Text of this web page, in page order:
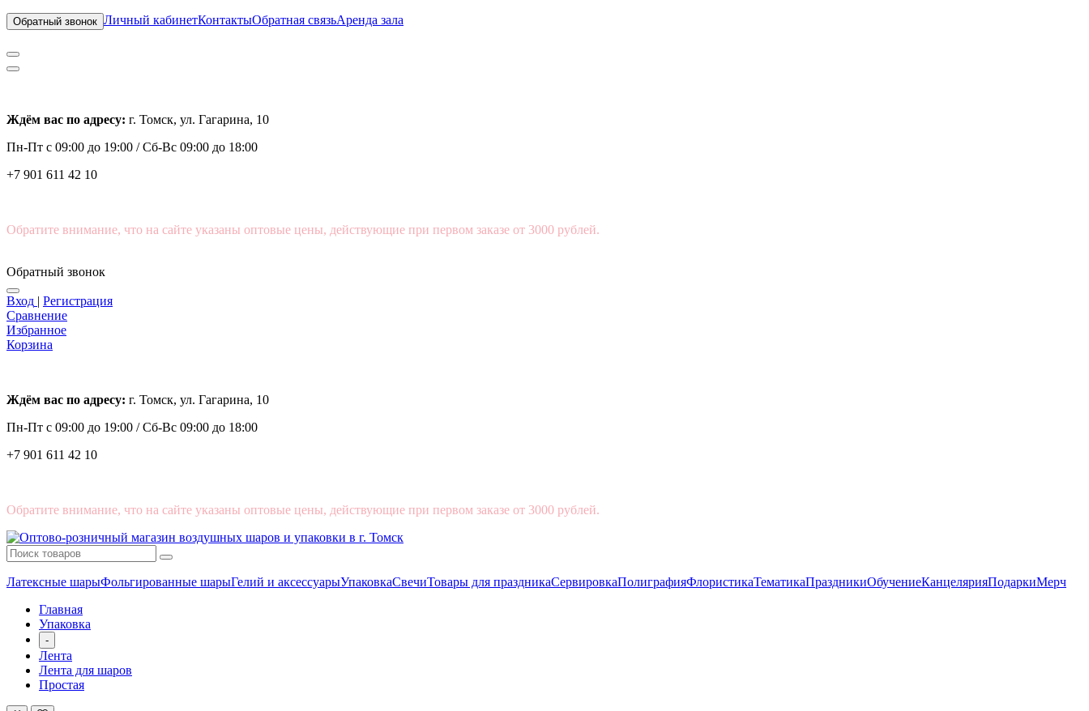
Обратный звонок Личный кабинетКонтактыОбратная связьАренда зала
Ждём вас по адресу: г. Томск, ул. Гагарина, 10
Пн-Пт с 09:00 до 19:00 /Сб-Вс 09:00 до 18:00
+7 901 611 42 10
Обратите внимание, что на сайте указаны оптовые цены, действующие при первом заказе от 3000 рублей.
Обратный звонок
Вход | Регистрация
Сравнение
Избранное
Корзина
Ждём вас по адресу: г. Томск, ул. Гагарина, 10
Пн-Пт с 09:00 до 19:00 /Сб-Вс 09:00 до 18:00
+7 901 611 42 10
Обратите внимание, что на сайте указаны оптовые цены, действующие при первом заказе от 3000 рублей.
Латексные шарыФольгированные шарыГелий и аксессуарыУпаковкаСвечиТовары для праздникаСервировкаПолиграфияФлористикаТематикаПраздникиОбучениеКанцелярияПодаркиМерч
Главная
Упаковка
-
Лента
Лента для шаров
Простая